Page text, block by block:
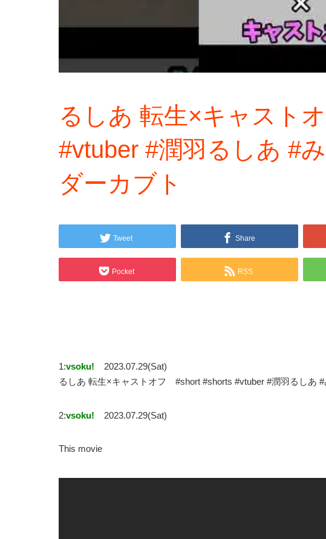
るしあ 転生×キャスト
#vtuber #潤羽るしあ #
ダーカブト
Tweet Share
Pocket RSS
1:vsoku!
2023.07.29(Sat)
るしあ 転生×キャストオフ #short #shorts #vtuber #潤羽るしあ
2:vsoku! 2023.07.29(Sat)
This movie